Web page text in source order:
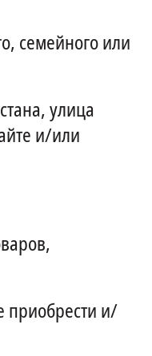
семейного или
улица
и/или
приобрести и/